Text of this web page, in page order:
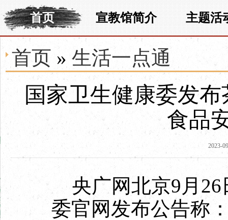
首页 宣教馆简介 主题活
首页 » 生活一点通
国家卫生健康委发
食品
2023-
央广网北京9月26
委官网发布公告称